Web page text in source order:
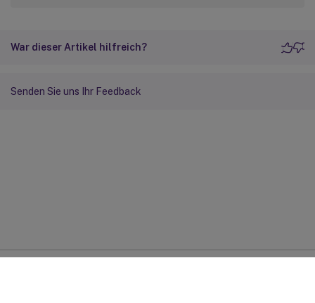
War dieser Artikel hilfreich?
Senden Sie uns Ihr Feedback